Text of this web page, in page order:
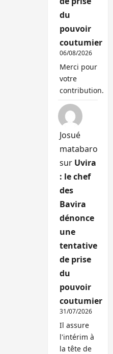
du
pouvoir
coutumier
06/08/2026
Merci pour
votre
contribution.
Josué
matabaro
sur Uvira
: le chef
des
Bavira
dénonce
une
tentative
de prise
du
pouvoir
coutumier
31/07/2026
Il assure
l'intérim à
la tête de